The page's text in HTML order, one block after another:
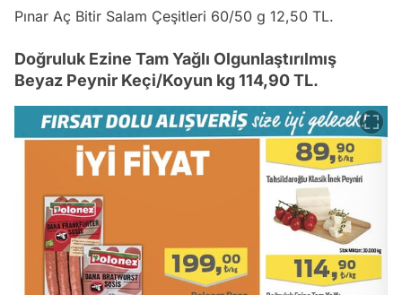
Pınar Aç Bitir Salam Çeşitleri 60/50 g 12,50 TL.
Doğruluk Ezine Tam Yağlı Olgunlaştırılmış
Beyaz Peynir Keçi/Koyun kg 114,90 TL.